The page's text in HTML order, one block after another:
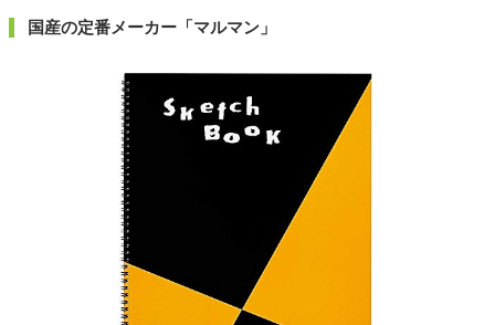
国産の定番メーカー「マルマン」